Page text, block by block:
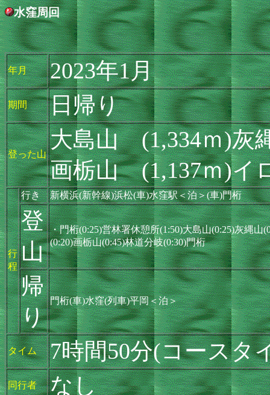
水窪周回
年月 2023年1月
期間 日帰り
登った山
大島山 (1,334ｍ)灰
画栃山 (1,137ｍ)イ
行
程
行き 新横浜(新幹線)浜松(車)水窪駅＜泊＞(車)門桁
登
山
・門桁(0:25)営林署休憩所(1:50)大島山(0:25)灰縄山
(0:20)画栃山(0:45)林道分岐(0:30)門桁
帰
り
門桁(車)水窪(列車)平岡＜泊＞
タイム 7時間50分(コースタ
同行者 なし